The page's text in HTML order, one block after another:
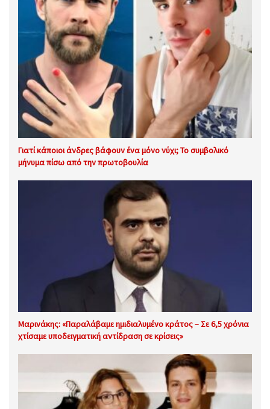
Γιατί κάποιοι άνδρες βάφουν ένα μόνο νύχι; Το συμβολικό
μήνυμα πίσω από την πρωτοβουλία
Μαρινάκης: «Παραλάβαμε ημιδιαλυμένο κράτος – Σε 6,5 χρόνια
χτίσαμε υποδειγματική αντίδραση σε κρίσεις»